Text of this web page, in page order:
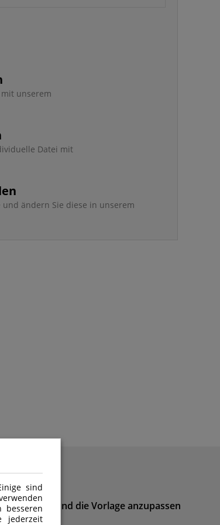
sind
besseren
jederzeit
unserem
Datei mit
und ändern Sie diese in unserem
zu öffnen und die Vorlage anzupassen